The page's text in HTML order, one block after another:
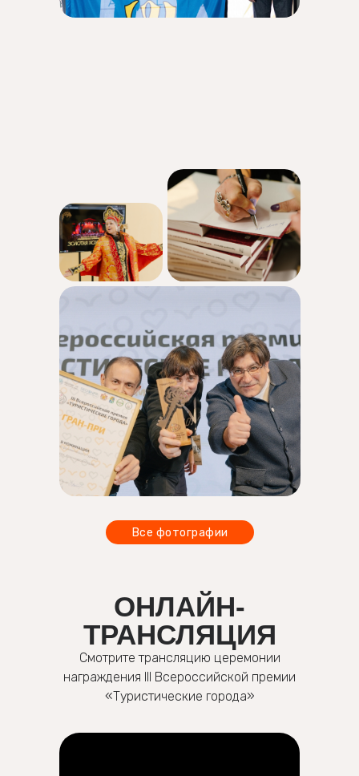
Все фотографии
ОНЛАЙН-
ТРАНСЛЯЦИЯ
Смотрите трансляцию церемонии
награждения III Всероссийской премии
«Туристические города»